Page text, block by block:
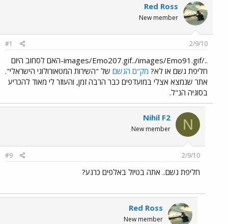
Red Ross
New member
2/9/10
#1
../images/Emo207.gif../images/Emo91.gif-האם לסחוב היום
חליפת גשם או לא? מק"ם הגשם של "השירות המטאורולוגי הישראלי".
אתר שנמצא אצלי במועדפים כבר הרבה זמן, והעוזר לי מאוד להכריע
בסוגיה הנ"ל.
N
Nihil F2
New member
2/9/10
#9
חליפת גשם.. אתה בטיול באלפים כרגע?
Red Ross
New member